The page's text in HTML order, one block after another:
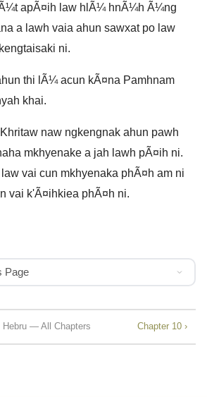
apÃ¤ih law hlÃ¼ hnÃ¼h Ã¼ng
a lawh vaia ahun sawxat po law
ni.
thi lÃ¼ acun kÃ¤na Pamhnam
khai.
naw ngkengnak ahun pawh
mkhyenake a jah lawh pÃ¤ih ni.
vai cun mkhyenaka phÃ¤h am ni
vai k'Ã¤ihkiea phÃ¤h ni.
Page
Hebru — All Chapters Chapter 10 ›